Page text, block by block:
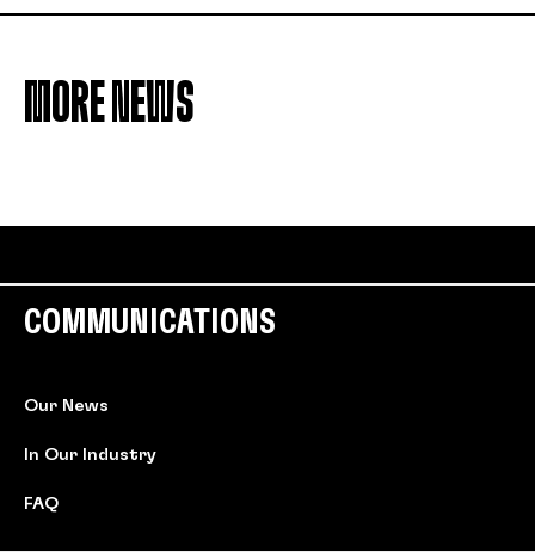
MORE NEWS
COMMUNICATIONS
Our News
In Our Industry
FAQ